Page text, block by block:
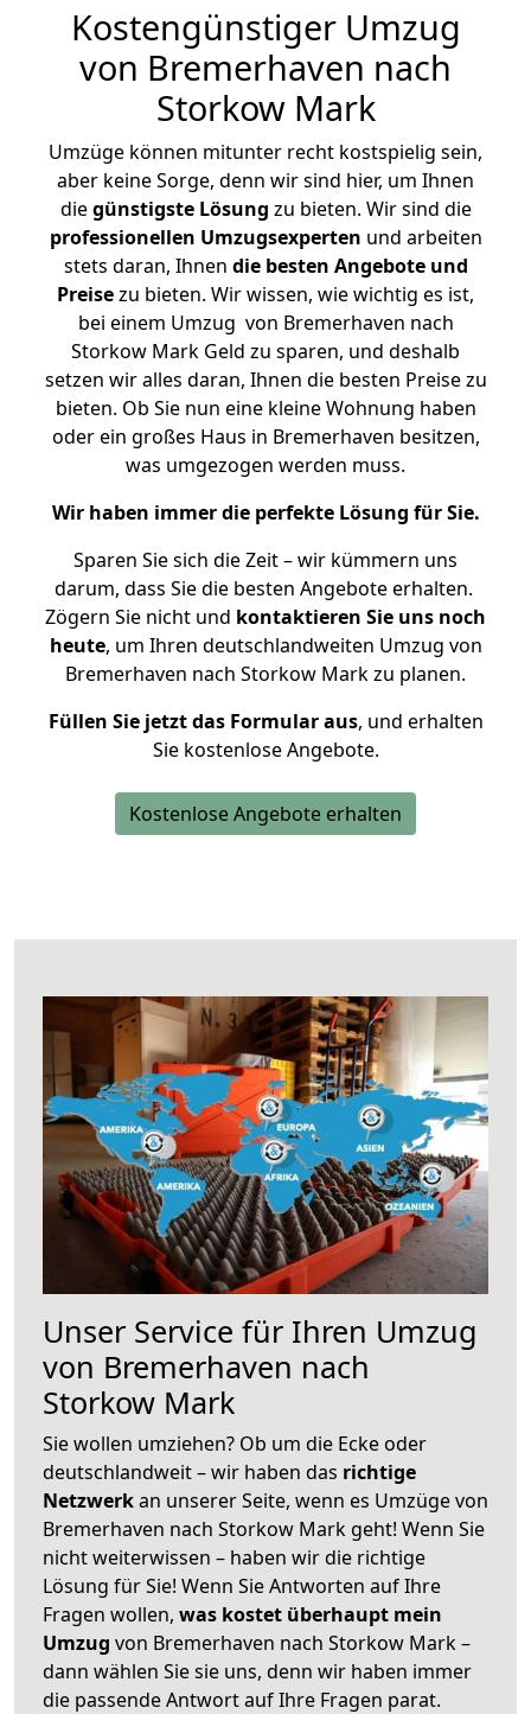
Kostengünstiger Umzug
von Bremerhaven nach
Storkow Mark
Umzüge können mitunter recht kostspielig sein,
aber keine Sorge, denn wir sind hier, um Ihnen
diegünstigste Lösung zu bieten. Wir sind die
professionellen Umzugsexperten und arbeiten
stets daran, Ihnen die besten Angebote und
Preisezu bieten. Wir wissen, wie wichtig es ist,
bei einem Umzug von Bremerhaven nach
Storkow Mark Geld zu sparen, und deshalb
setzen wir alles daran, Ihnen die besten Preise zu
bieten. Ob Sie nun eine kleine Wohnung haben
oder ein großes Haus in Bremerhaven besitzen,
was umgezogen werden muss.
Wir haben immer die perfekte Lösung für Sie.
Sparen Sie sich die Zeit – wir kümmern uns
darum, dass Sie die besten Angebote erhalten.
Zögern Sie nicht und kontaktieren Sie uns noch
heute, um Ihren deutschlandweiten Umzug von
Bremerhaven nach Storkow Mark zu planen.
Füllen Sie jetzt das Formular aus, und erhalten
Sie kostenlose Angebote.
Kostenlose Angebote erhalten
Unser Service für Ihren Umzug
von Bremerhaven nach
Storkow Mark
Sie wollen umziehen? Ob um die Ecke oder
deutschlandweit – wir haben das richtige
Netzwerkan unserer Seite, wenn es Umzüge von
Bremerhaven nach Storkow Mark geht! Wenn Sie
nicht weiterwissen – haben wir die richtige
Lösung für Sie! Wenn Sie Antworten auf Ihre
Fragen wollen, was kostet überhaupt mein
Umzug von Bremerhaven nach Storkow Mark –
dann wählen Sie sie uns, denn wir haben immer
die passende Antwort auf Ihre Fragen parat.